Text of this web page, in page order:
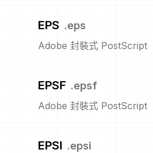
EPS .eps
Adobe 封裝式 PostScript
EPSF .epsf
Adobe 封裝式 PostScript
EPSI .epsi